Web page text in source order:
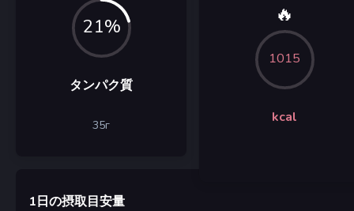
21%
タンパク質
35г
🔥
1015
kcal
1日の摂取目安量